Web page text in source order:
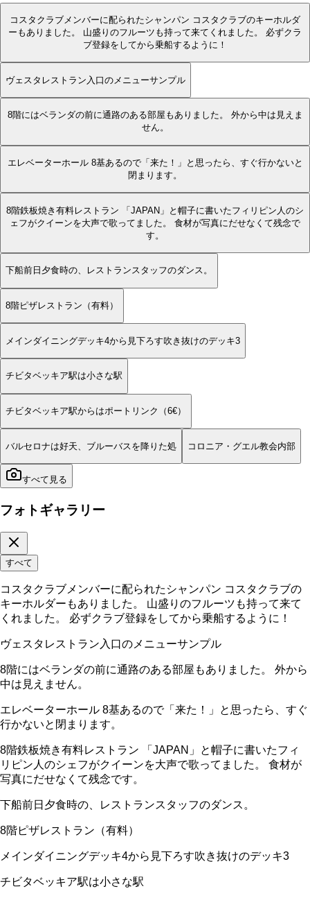
コスタクラブメンバーに配られたシャンパン コスタクラブのキーホルダ
ーもありました。 山盛りのフルーツも持って来てくれました。 必ずクラ
ブ登録をしてから乗船するように！
ヴェスタレストラン入口のメニューサンプル
8階にはベランダの前に通路のある部屋もありました。 外から中は見えま
せん。
エレベーターホール 8基あるので「来た！」と思ったら、すぐ行かないと
閉まります。
8階鉄板焼き有料レストラン 「JAPAN」と帽子に書いたフィリピン人のシ
ェフがクイーンを大声で歌ってました。 食材が写真にだせなくて残念で
す。
下船前日夕食時の、レストランスタッフのダンス。
8階ピザレストラン（有料）
メインダイニングデッキ4から見下ろす吹き抜けのデッキ3
チビタベッキア駅は小さな駅
チビタベッキア駅からはポートリンク（6€）
バルセロナは好天、ブルーバスを降りた処 コロニア・グエル教会内部
すべて見る
フォトギャラリー
すべて
コスタクラブメンバーに配られたシャンパン コスタクラブの
キーホルダーもありました。 山盛りのフルーツも持って来て
くれました。 必ずクラブ登録をしてから乗船するように！
ヴェスタレストラン入口のメニューサンプル
8階にはベランダの前に通路のある部屋もありました。 外から
中は見えません。
エレベーターホール 8基あるので「来た！」と思ったら、すぐ
行かないと閉まります。
8階鉄板焼き有料レストラン 「JAPAN」と帽子に書いたフィ
リピン人のシェフがクイーンを大声で歌ってました。 食材が
写真にだせなくて残念です。
下船前日夕食時の、レストランスタッフのダンス。
8階ピザレストラン（有料）
メインダイニングデッキ4から見下ろす吹き抜けのデッキ3
チビタベッキア駅は小さな駅